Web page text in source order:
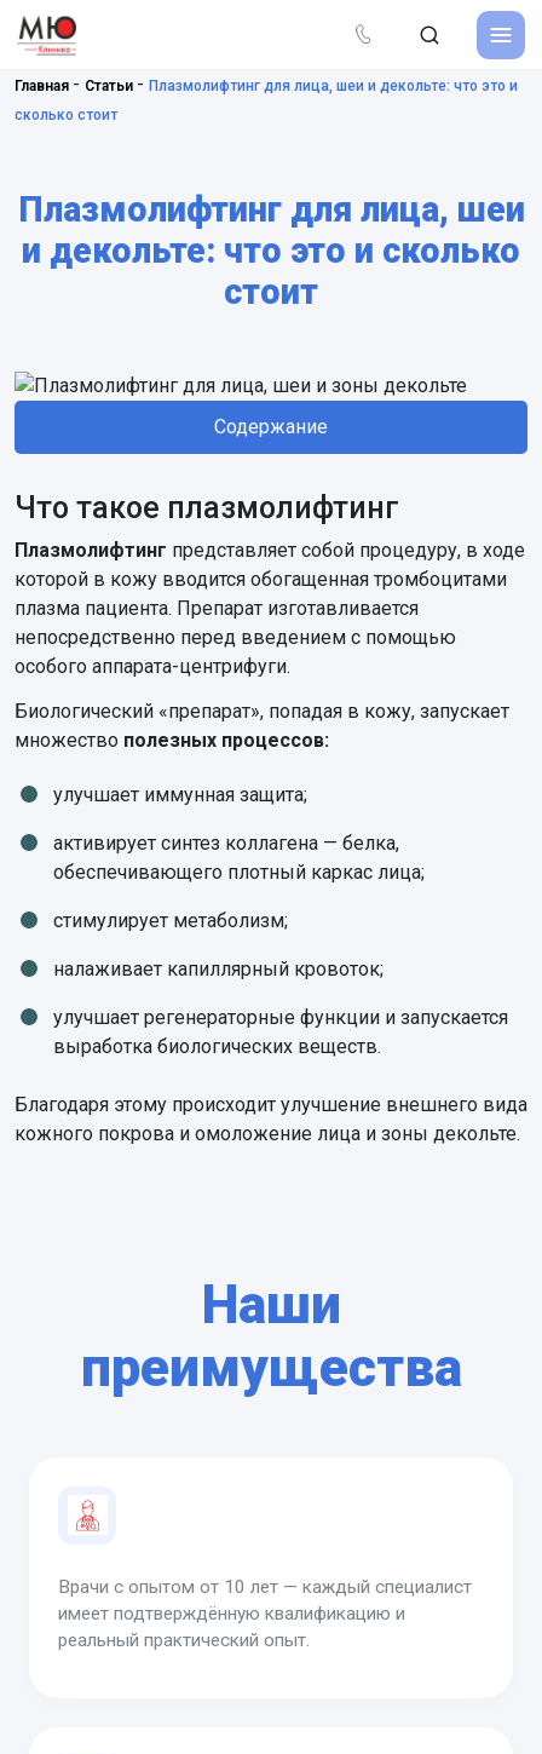
Главная - Статьи - Плазмолифтинг для лица, шеи и декольте: что это и
сколько стоит
Плазмолифтинг для лица, шеи
и декольте: что это и сколько
стоит
Содержание
Что такое плазмолифтинг
Плазмолифтинг представляет собой процедуру, в ходе
которой в кожу вводится обогащенная тромбоцитами
плазма пациента. Препарат изготавливается
непосредственно перед введением с помощью
особого аппарата-центрифуги.
Биологический «препарат», попадая в кожу, запускает
множество полезных процессов:
улучшает иммунная защита;
активирует синтез коллагена — белка,
обеспечивающего плотный каркас лица;
стимулирует метаболизм;
налаживает капиллярный кровоток;
улучшает регенераторные функции и запускается
выработка биологических веществ.
Благодаря этому происходит улучшение внешнего вида
кожного покрова и омоложение лица и зоны декольте.
Наши
преимущества
Врачи с опытом от 10 лет — каждый специалист
имеет подтверждённую квалификацию и
реальный практический опыт.